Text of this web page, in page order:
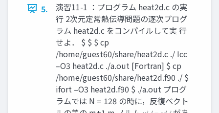
5.
演習11-1 ：プログラム heat2d.c の実
行 2次元定常熱伝導問題の逐次プログ
ラム heat2d.c をコンパイルして実 行
せよ． $ $ $ cp
/home/guest60/share/heat2d.c ./ Icc
–O3 heat2d.c ./a.out [Fortran] $ cp
/home/guest60/share/heat2d.f90 ./ $
ifort –O3 heat2d.f90 $ ./a.out プログ
ラムでは N = 128 の時に，反復ベクト